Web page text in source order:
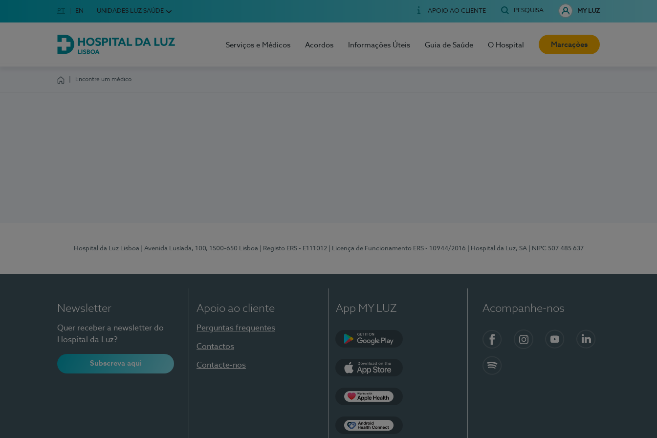
Escolha o seu idioma
Idioma em Português
PT English Language
EN UNIDADES LUZ SAÚDE APOIO AO CLIENTE PESQUISA MY LUZ
Hospital da Luz Lisboa
Serviços e Médicos Acordos Informações Úteis Guia de Saúde O Hospital Marcações
Encontre um médico
Hospital da Luz Lisboa | Avenida Lusíada, 100, 1500-650 Lisboa | Registo ERS - E111012 | Licença de Funcionamento ERS - 10944/2016 | Hospital da Luz, SA | NIPC 507 485 637
Newsletter
Quer receber a newsletter do
Hospital da Luz?
Subscreva aqui
Apoio ao cliente
Perguntas frequentes
Contactos
Contacte-nos
App MY LUZ Acompanhe-nos